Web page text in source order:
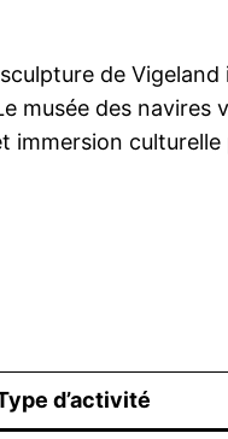
de
musée des
immersion
d’activité